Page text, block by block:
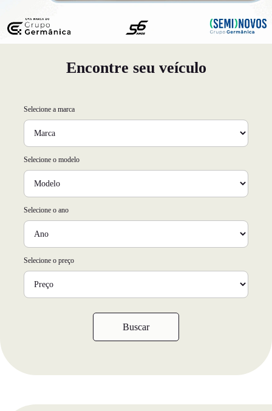
Encontre seu veículo
Selecione a marca
Selecione o modelo
Selecione o ano
Selecione o preço
Buscar